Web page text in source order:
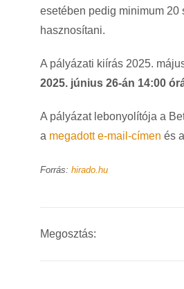
esetében pedig minimum 20
hasznosítani.
A pályázati kiírás 2025.
2025. június 26-án 14:00
A pályázat lebonyolítója a
a megadott e-mail-címen és
Forrás: hirado.hu
Megosztás: